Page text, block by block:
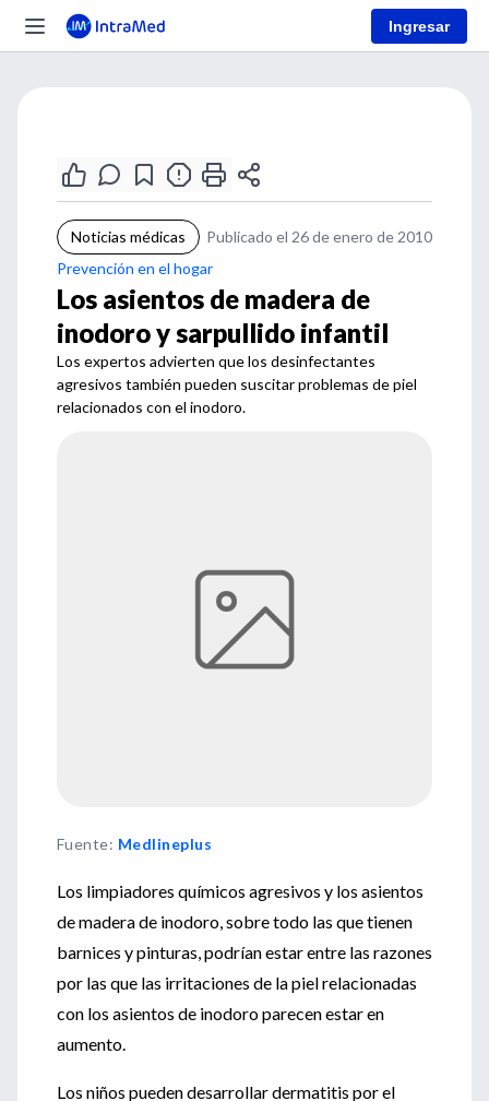
Ingresar
Noticias médicas
Publicado el 26 de enero de 2010
Prevención en el hogar
Los asientos de madera de
inodoro y sarpullido infantil
Los expertos advierten que los desinfectantes
agresivos también pueden suscitar problemas de piel
relacionados con el inodoro.
Fuente: Medlineplus
Los limpiadores químicos agresivos y los asientos
de madera de inodoro, sobre todo las que tienen
barnices y pinturas, podrían estar entre las razones
por las que las irritaciones de la piel relacionadas
con los asientos de inodoro parecen estar en
aumento.
Los niños pueden desarrollar dermatitis por el